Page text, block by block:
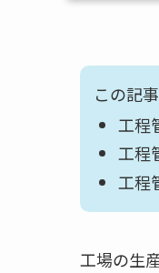
この記
工程
工程
工程
工場の生